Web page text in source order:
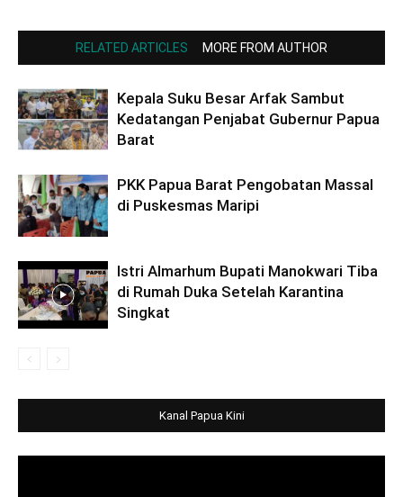
RELATED ARTICLES MORE FROM AUTHOR
Kepala Suku Besar Arfak Sambut
Kedatangan Penjabat Gubernur Papua
Barat
PKK Papua Barat Pengobatan Massal
di Puskesmas Maripi
Istri Almarhum Bupati Manokwari Tiba
di Rumah Duka Setelah Karantina
Singkat
Kanal Papua Kini